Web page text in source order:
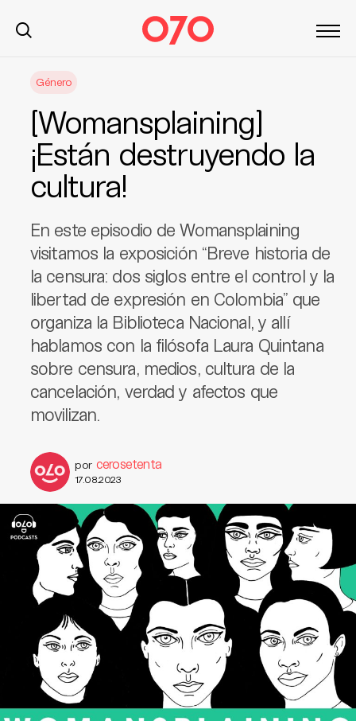
Género
[Womansplaining]
¡Están destruyendo la
cultura!
En este episodio de Womansplaining
visitamos la exposición “Breve historia de
la censura: dos siglos entre el control y la
libertad de expresión en Colombia” que
organiza la Biblioteca Nacional, y allí
hablamos con la filósofa Laura Quintana
sobre censura, medios, cultura de la
cancelación, verdad y afectos que
movilizan.
por cerosetenta
17.08.2023